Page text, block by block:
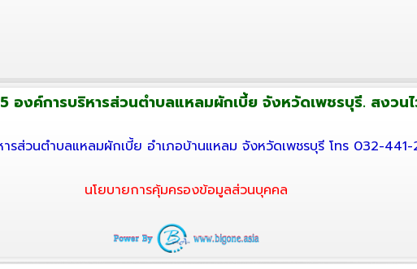
งค์การบริหารส่วนตำบลแหลมผักเบี้ย จังหวัดเพชรบุรี. สงวน
ารส่วนตำบลแหลมผักเบี้ย อำเภอบ้านแหลม จังหวัดเพชรบุรี โทร 032-
นโยบายการคุ้มครองข้อมูลส่วนบุคคล